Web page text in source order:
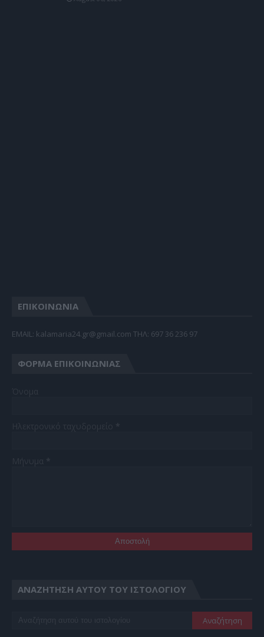
ΕΠΙΚΟΙΝΩΝΙΑ
EMAIL: kalamaria24.gr@gmail.com TΗΛ: 697 36 236 97
ΦΌΡΜΑ ΕΠΙΚΟΙΝΩΝΊΑΣ
ΑΝΑΖΉΤΗΣΗ ΑΥΤΟΎ ΤΟΥ ΙΣΤΟΛΟΓΊΟΥ